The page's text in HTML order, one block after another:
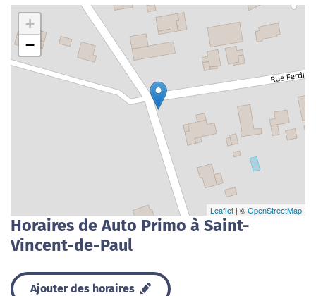
+
−
Leaflet | ©OpenStreetMap
Horaires de Auto Primo à Saint-
Vincent-de-Paul
Ajouter des horaires